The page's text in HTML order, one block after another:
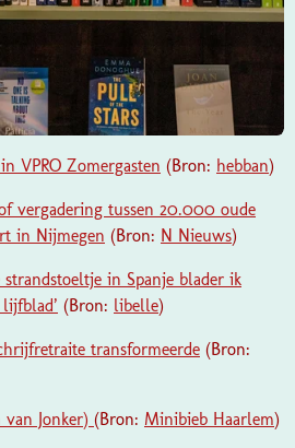
VPRO Zomergasten (Bron: hebban)
vergadering tussen 20.000 oude
in Nijmegen (Bron: N Nieuws)
in Spanje blader ik
(Bron: libelle)
transformeerde (Bron:
van Jonker) (Bron: Minibieb Haarlem)